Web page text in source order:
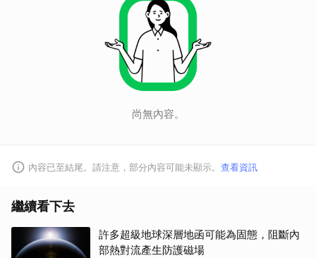
尚無內容。
內容已至結尾。請注意，部分內容可能未顯示。 查看資訊
繼續看下去
許多超級地球深層地函可能為固態，阻斷內
部熱對流產生防護磁場